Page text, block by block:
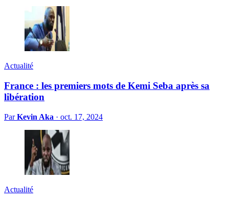
Actualité
France : les premiers mots de Kemi Seba après sa
libération
ParKevin Aka · oct. 17, 2024
Actualité